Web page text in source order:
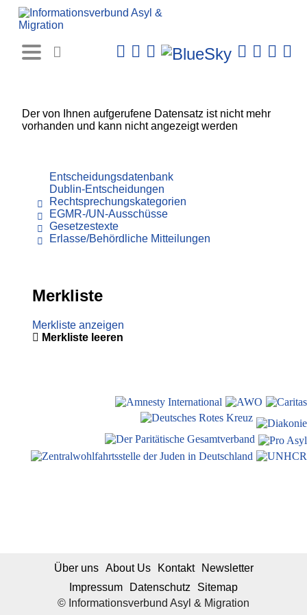
Der von Ihnen aufgerufene Datensatz ist nicht mehr
vorhanden und kann nicht angezeigt werden
Entscheidungsdatenbank
Dublin-Entscheidungen
Rechtsprechungskategorien
EGMR-/UN-Ausschüsse
Gesetzestexte
Erlasse/Behördliche Mitteilungen
Merkliste
Merkliste anzeigen
Merkliste leeren
© Informationsverbund Asyl & Migration
Über uns About Us Kontakt
Newsletter
Impressum
Datenschutz Sitemap